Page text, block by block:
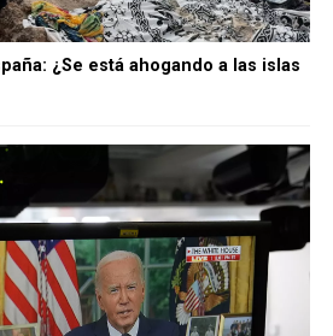
¿Se está ahogando a las islas